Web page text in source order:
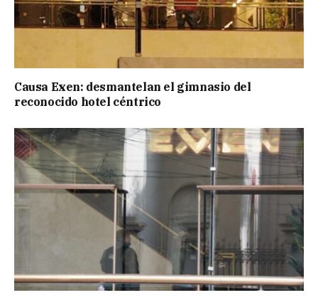
Causa Exen: desmantelan el gimnasio del
reconocido hotel céntrico